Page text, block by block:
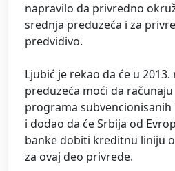
napravilo da privredno
srednja preduzeća i za
predvidivo.
Ljubić je rekao da će u
preduzeća moći da
programa
i dodao da će Srbija od
banke dobiti kreditnu liniju
za ovaj deo privrede.